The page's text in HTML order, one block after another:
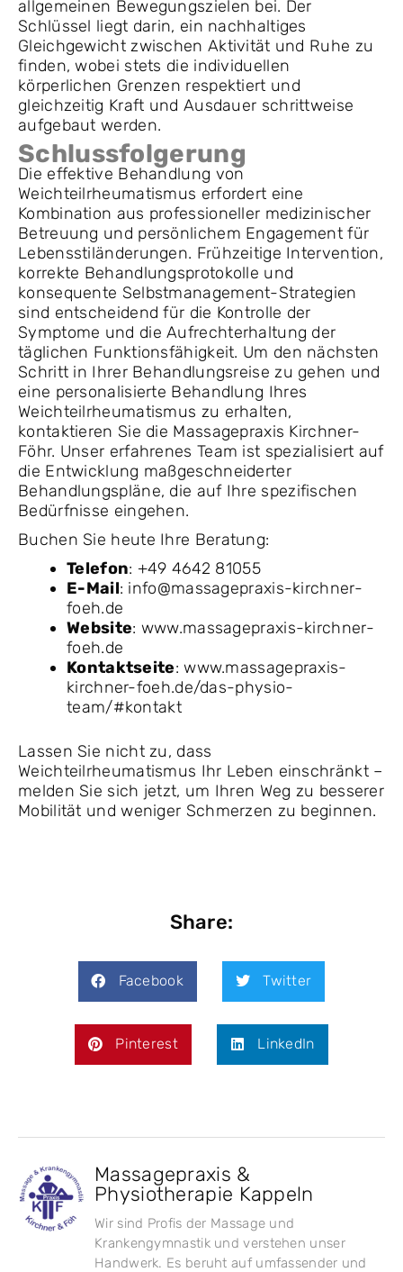
allgemeinen Bewegungszielen bei. Der
Schlüssel liegt darin, ein nachhaltiges
Gleichgewicht zwischen Aktivität und Ruhe zu
finden, wobei stets die individuellen
körperlichen Grenzen respektiert und
gleichzeitig Kraft und Ausdauer schrittweise
aufgebaut werden.
Schlussfolgerung
Die effektive Behandlung von
Weichteilrheumatismus erfordert eine
Kombination aus professioneller medizinischer
Betreuung und persönlichem Engagement für
Lebensstiländerungen. Frühzeitige Intervention,
korrekte Behandlungsprotokolle und
konsequente Selbstmanagement-Strategien
sind entscheidend für die Kontrolle der
Symptome und die Aufrechterhaltung der
täglichen Funktionsfähigkeit. Um den nächsten
Schritt in Ihrer Behandlungsreise zu gehen und
eine personalisierte Behandlung Ihres
Weichteilrheumatismus zu erhalten,
kontaktieren Sie die Massagepraxis Kirchner-
Föhr. Unser erfahrenes Team ist spezialisiert auf
die Entwicklung maßgeschneiderter
Behandlungspläne, die auf Ihre spezifischen
Bedürfnisse eingehen.
Buchen Sie heute Ihre Beratung:
Telefon: +49 4642 81055
E-Mail: info@massagepraxis-kirchner-
foeh.de
Website: www.massagepraxis-kirchner-
foeh.de
Kontaktseite: www.massagepraxis-
kirchner-foeh.de/das-physio-
team/#kontakt
Lassen Sie nicht zu, dass
Weichteilrheumatismus Ihr Leben einschränkt –
melden Sie sich jetzt, um Ihren Weg zu besserer
Mobilität und weniger Schmerzen zu beginnen.
Share:
Facebook Twitter
Pinterest LinkedIn
Massagepraxis &
Physiotherapie Kappeln
Wir sind Profis der Massage und
Krankengymnastik und verstehen unser
Handwerk. Es beruht auf umfassender und